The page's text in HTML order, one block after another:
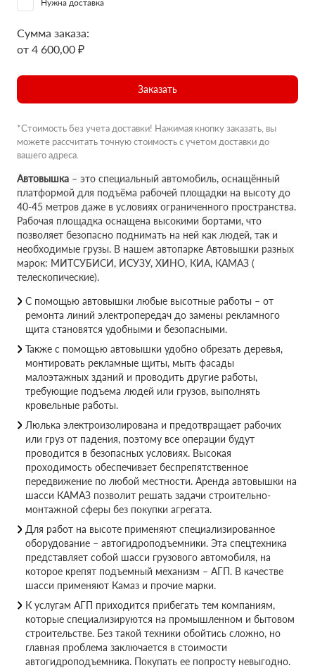
Нужна доставка
Сумма заказа:
от 4 600,00 ₽
Заказать
*Стоимость без учета доставки! Нажимая кнопку заказать, вы
можете рассчитать точную стоимость с учетом доставки до
вашего адреса.
Автовышка – это специальный автомобиль, оснащённый
платформой для подъёма рабочей площадки на высоту до
40-45 метров даже в условиях ограниченного пространства.
Рабочая площадка оснащена высокими бортами, что
позволяет безопасно поднимать на ней как людей, так и
необходимые грузы. В нашем автопарке Автовышки разных
марок: МИТСУБИСИ, ИСУЗУ, ХИНО, КИА, КАМАЗ (
телескопические).
С помощью автовышки любые высотные работы – от
ремонта линий электропередач до замены рекламного
щита становятся удобными и безопасными.
Также с помощью автовышки удобно обрезать деревья,
монтировать рекламные щиты, мыть фасады
малоэтажных зданий и проводить другие работы,
требующие подъема людей или грузов, выполнять
кровельные работы.
Люлька электроизолирована и предотвращает рабочих
или груз от падения, поэтому все операции будут
проводится в безопасных условиях. Высокая
проходимость обеспечивает беспрепятственное
передвижение по любой местности. Аренда автовышки на
шасси КАМАЗ позволит решать задачи строительно-
монтажной сферы без покупки агрегата.
Для работ на высоте применяют специализированное
оборудование – автогидроподъемники. Эта спецтехника
представляет собой шасси грузового автомобиля, на
которое крепят подъемный механизм – АГП. В качестве
шасси применяют Камаз и прочие марки.
К услугам АГП приходится прибегать тем компаниям,
которые специализируются на промышленном и бытовом
строительстве. Без такой техники обойтись сложно, но
главная проблема заключается в стоимости
автогидроподъемника. Покупать ее попросту невыгодно.